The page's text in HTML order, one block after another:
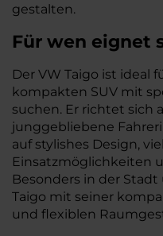
gestalten.
Für wen eignet
Der VW Taigo ist ideal
kompakten SUV mit
suchen. Er richtet sich
junggebliebene
auf stylishes Design,
Einsatzmöglichkeiten
Besonders in der
Taigo mit seiner
und flexiblen